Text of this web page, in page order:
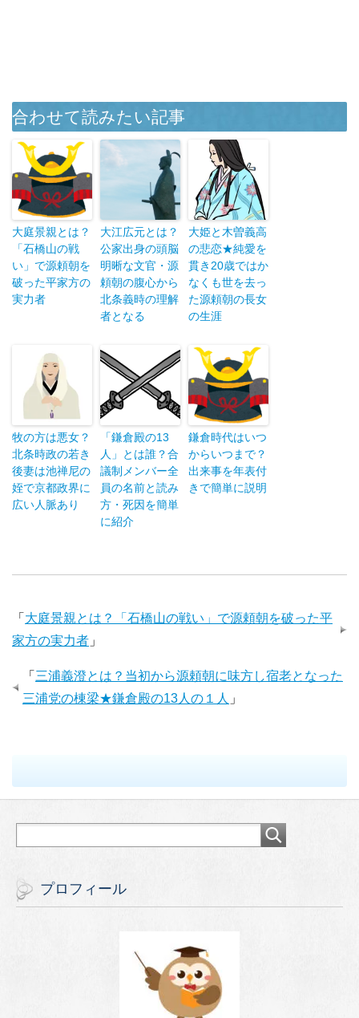
合わせて読みたい記事
大庭景親とは？
「石橋山の戦
い」で源頼朝を
破った平家方の
実力者
大江広元とは？
公家出身の頭脳
明晰な文官・源
頼朝の腹心から
北条義時の理解
者となる
大姫と木曽義高
の悲恋★純愛を
貫き20歳ではか
なくも世を去っ
た源頼朝の長女
の生涯
牧の方は悪女？
北条時政の若き
後妻は池禅尼の
姪で京都政界に
広い人脈あり
「鎌倉殿の13
人」とは誰？合
議制メンバー全
員の名前と読み
方・死因を簡単
に紹介
鎌倉時代はいつ
からいつまで？
出来事を年表付
きで簡単に説明
「 大庭景親とは？「石橋山の戦い」で源頼朝を破った平
家方の実力者 」
「 三浦義澄とは？当初から源頼朝に味方し宿老となった
三浦党の棟梁★鎌倉殿の13人の１人 」
プロフィール